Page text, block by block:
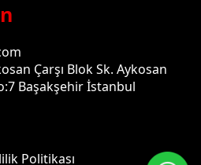
Çarşı Blok Sk. Aykosan
Başakşehir İstanbul
Politikası